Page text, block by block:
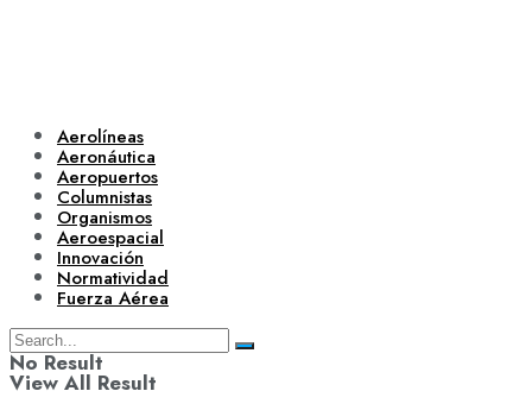
Aerolíneas
Aeronáutica
Aeropuertos
Columnistas
Organismos
Aeroespacial
Innovación
Normatividad
Fuerza Aérea
No Result
View All Result